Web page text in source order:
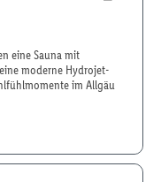
eine Sauna mit
moderne Hydrojet-
im Allgäu